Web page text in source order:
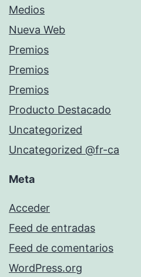
Medios
Nueva Web
Premios
Premios
Premios
Producto Destacado
Uncategorized
Uncategorized @fr-ca
Meta
Acceder
Feed de entradas
Feed de comentarios
WordPress.org